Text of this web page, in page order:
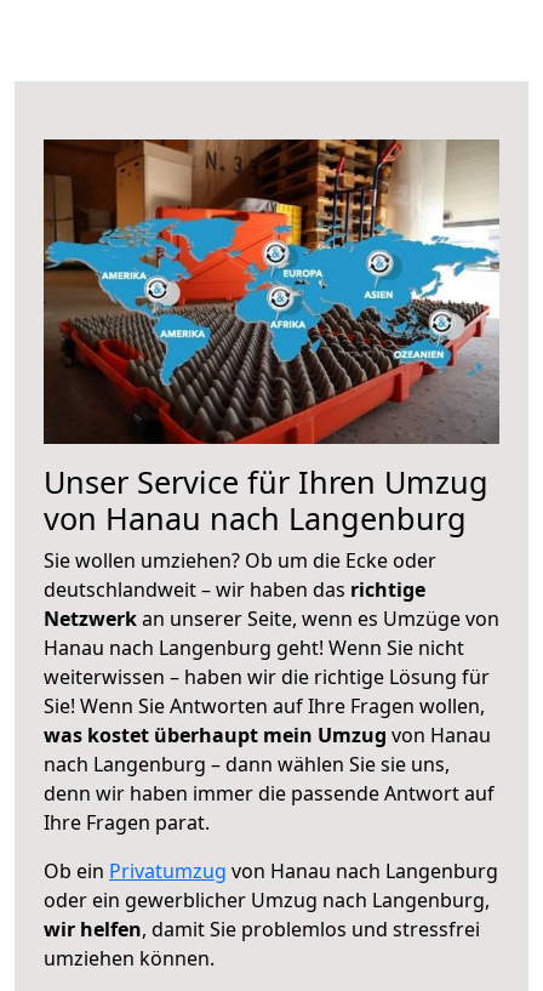
Unser Service für Ihren Umzug
von Hanau nach Langenburg
Sie wollen umziehen? Ob um die Ecke oder
deutschlandweit – wir haben das richtige
Netzwerkan unserer Seite, wenn es Umzüge von
Hanau nach Langenburg geht! Wenn Sie nicht
weiterwissen – haben wir die richtige Lösung für
Sie! Wenn Sie Antworten auf Ihre Fragen wollen,
was kostet überhaupt mein Umzug von Hanau
nach Langenburg – dann wählen Sie sie uns,
denn wir haben immer die passende Antwort auf
Ihre Fragen parat.
Ob ein Privatumzug von Hanau nach Langenburg
oder ein gewerblicher Umzug nach Langenburg,
wir helfen, damit Sie problemlos und stressfrei
umziehen können.